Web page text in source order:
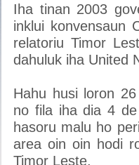
Iha tinan 2003
inklui konvensaun
relatoriu Timor
dahuluk iha United
Hahu husi loron
no fila iha dia 4 de
hasoru malu ho
area oin oin hodi
Timor Leste.